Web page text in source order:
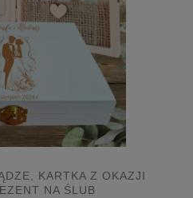
KARTKA Z OKAZJI
NA ŚLUB